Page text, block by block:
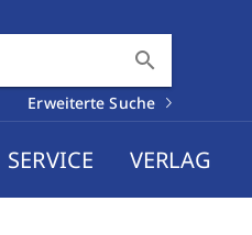
search
Erweiterte Suche
SERVICE VERLAG